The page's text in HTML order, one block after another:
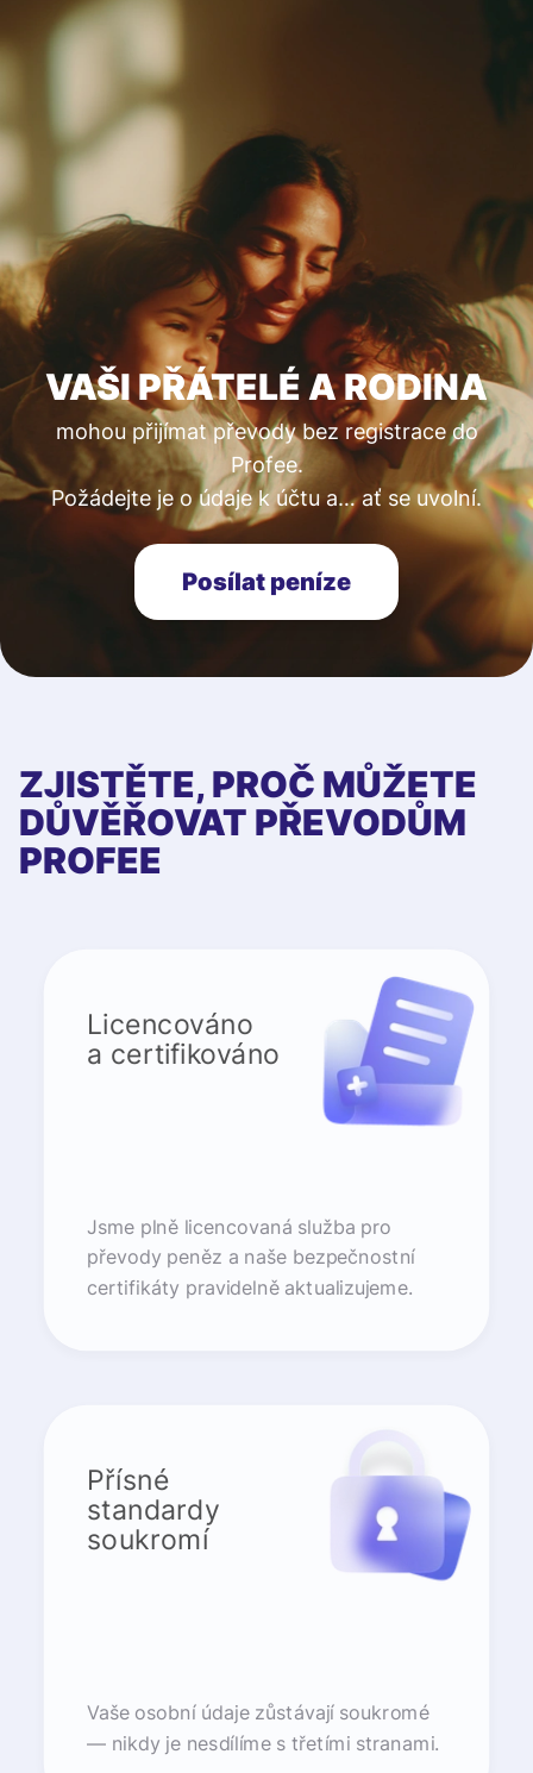
VAŠI PŘÁTELÉ A RODINA
mohou přijímat převody bez registrace do
Profee.
Požádejte je o údaje k účtu a… ať se uvolní.
Posílat peníze
ZJISTĚTE, PROČ MŮŽETE
DŮVĚŘOVAT PŘEVODŮM
PROFEE
Licencováno
a certifikováno
Jsme plně licencovaná služba pro
převody peněz a naše bezpečnostní
certifikáty pravidelně aktualizujeme.
Přísné
standardy
soukromí
Vaše osobní údaje zůstávají soukromé
— nikdy je nesdílíme s třetími stranami.